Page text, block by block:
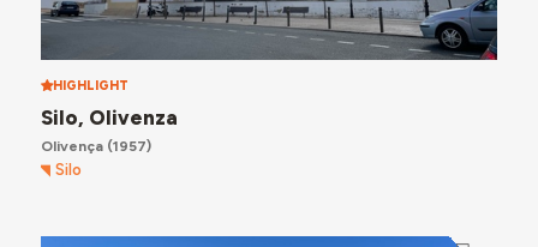
HIGHLIGHT
Silo, Olivenza
Olivença(1957)
Silo